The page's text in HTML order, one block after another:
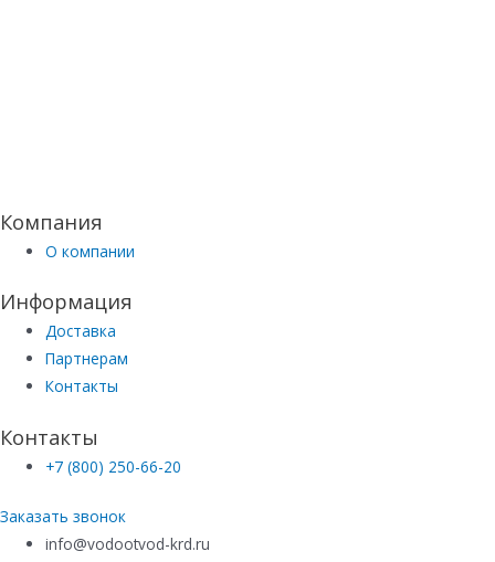
Компания
О компании
Информация
Доставка
Партнерам
Контакты
Контакты
+7 (800) 250-66-20
Заказать звонок
info@vodootvod-krd.ru